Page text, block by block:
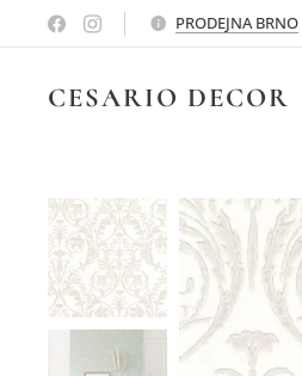
PRODEJNA BRNO
CESARIO DECOR